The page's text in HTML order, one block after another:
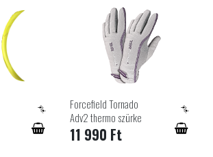
Forcefield Tornado
Adv2 thermo szürke
11 990 Ft